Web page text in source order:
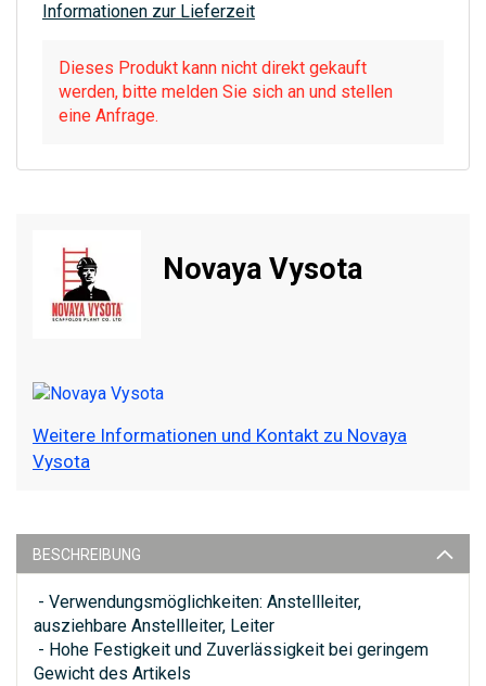
Informationen zur Lieferzeit
Dieses Produkt kann nicht direkt gekauft
werden, bitte melden Sie sich an und stellen
eine Anfrage.
Novaya Vysota
Weitere Informationen und Kontakt zu Novaya
Vysota
BESCHREIBUNG
- Verwendungsmöglichkeiten: Anstellleiter,
ausziehbare Anstellleiter, Leiter
- Hohe Festigkeit und Zuverlässigkeit bei geringem
Gewicht des Artikels